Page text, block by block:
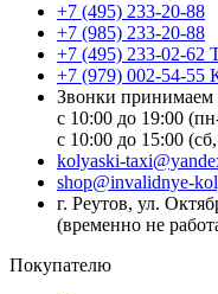
+7 (495) 233-20-88
+7 (985) 233-20-88
+7 (495) 233-02-62
+7 (979) 002-54-55
Звонки принимаем
с 10:00 до 19:00
с 10:00 до 15:00
kolyaski-
shop@invalidnye-
г. Реутов, ул.
(временно не
Покупателю